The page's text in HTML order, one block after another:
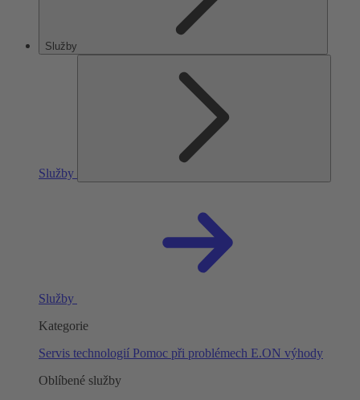
Služby
Služby
Služby
Kategorie
Servis technologií Pomoc při problémech E.ON výhody
Oblíbené služby